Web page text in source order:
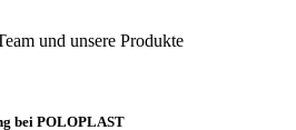
und unsere Produkte
bei POLOPLAST